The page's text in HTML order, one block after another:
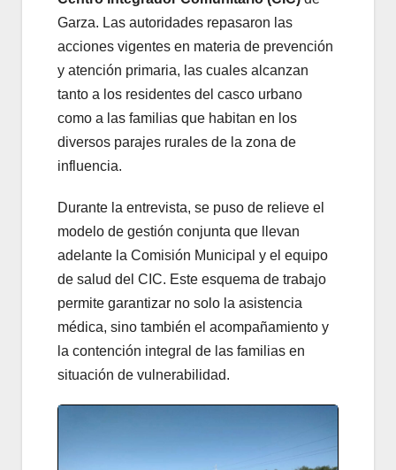
Garza. Las autoridades repasaron las
acciones vigentes en materia de prevención
y atención primaria, las cuales alcanzan
tanto a los residentes del casco urbano
como a las familias que habitan en los
diversos parajes rurales de la zona de
influencia.
Durante la entrevista, se puso de relieve el
modelo de gestión conjunta que llevan
adelante la Comisión Municipal y el equipo
de salud del CIC. Este esquema de trabajo
permite garantizar no solo la asistencia
médica, sino también el acompañamiento y
la contención integral de las familias en
situación de vulnerabilidad.